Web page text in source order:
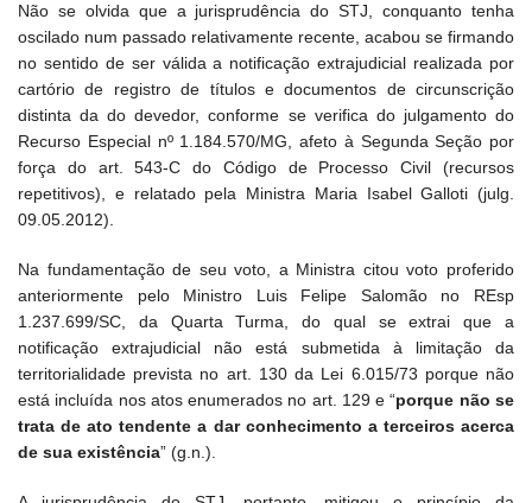
Não se olvida que a jurisprudência do STJ, conquanto tenha
oscilado num passado relativamente recente, acabou se firmando
no sentido de ser válida a notificação extrajudicial realizada por
cartório de registro de títulos e documentos de circunscrição
distinta da do devedor, conforme se verifica do julgamento do
Recurso Especial nº 1.184.570/MG, afeto à Segunda Seção por
força do art. 543-C do Código de Processo Civil (recursos
repetitivos), e relatado pela Ministra Maria Isabel Galloti (julg.
09.05.2012).
Na fundamentação de seu voto, a Ministra citou voto proferido
anteriormente pelo Ministro Luis Felipe Salomão no REsp
1.237.699/SC, da Quarta Turma, do qual se extrai que a
notificação extrajudicial não está submetida à limitação da
territorialidade prevista no art. 130 da Lei 6.015/73 porque não
está incluída nos atos enumerados no art. 129 e “porque não se
trata de ato tendente a dar conhecimento a terceiros acerca
de sua existência” (g.n.).